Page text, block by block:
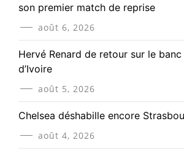
son premier match de reprise
août 6, 2026
Hervé Renard de retour sur le
d’Ivoire
août 5, 2026
Chelsea déshabille encore
août 4, 2026